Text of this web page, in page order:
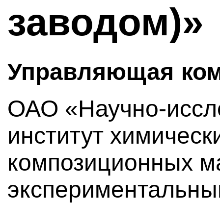
заводом)»
Управляющая
ОАО «Научно-
институт
композиционных